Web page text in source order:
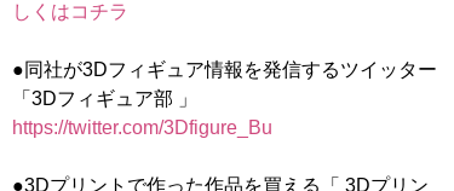
しくはコチラ
●同社が3Dフィギュア情報を発信するツイッター
https://twitter.com/3Dfigure_Bu
●3Dプリントで作った作品を買える「 3Dプリン